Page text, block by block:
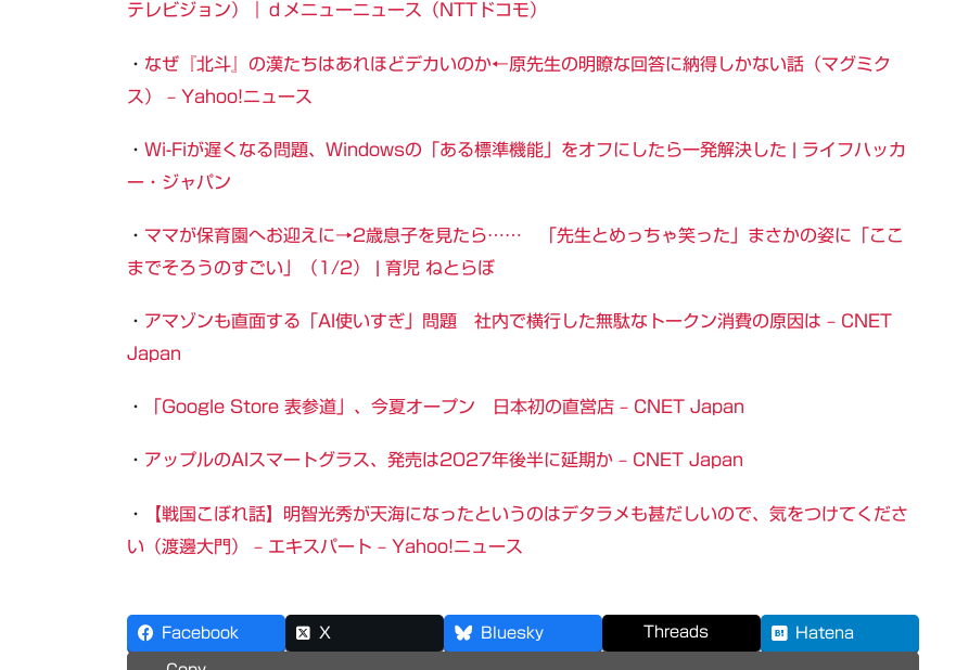
テレビジョン）｜ｄメニューニュース（NTTドコモ）
・ なぜ『北斗』の漢たちはあれほどデカいのか←原先生の明瞭な回答に納得しかない話（マグミク
ス） – Yahoo!ニュース
・ Wi-Fiが遅くなる問題、Windowsの「ある標準機能」をオフにしたら一発解決した | ライフハッカ
ー・ジャパン
・ ママが保育園へお迎えに→2歳息子を見たら…… 「先生とめっちゃ笑った」まさかの姿に「ここ
までそろうのすごい」（1/2） | 育児 ねとらぼ
・ アマゾンも直面する「AI使いすぎ」問題 社内で横行した無駄なトークン消費の原因は – CNET
Japan
・ 「Google Store 表参道」、今夏オープン 日本初の直営店 – CNET Japan
・ アップルのAIスマートグラス、発売は2027年後半に延期か – CNET Japan
・
【戦国こぼれ話】明智光秀が天海になったというのはデタラメも甚だしいので、気をつけてくださ
い（渡邊大門） – エキスパート – Yahoo!ニュース
Facebook X Bluesky Threads Hatena